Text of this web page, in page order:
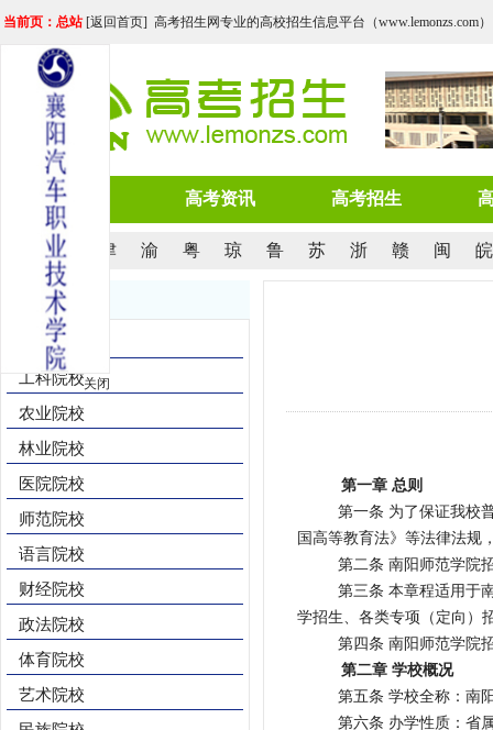
当前页：总站[返回首页] 高考招生网专业的高校招生信息平台（www.lemonzs.com）
网站首页 高考资讯 高考招生
沪 津 渝 粤 琼 鲁 苏 浙 赣 闽 皖
院校导航
综合院校
工科院校
农业院校
林业院校
医院院校
师范院校
语言院校
财经院校
政法院校
体育院校
艺术院校
第一章 总则
第一条 为了保证我校
国高等教育法》等法律法规
第二条 南阳师范学院
第三条 本章程适用于
学招生、各类专项（定向）
第四条 南阳师范学院
第二章 学校概况
第五条 学校全称：南
第六条 办学性质：省
关闭